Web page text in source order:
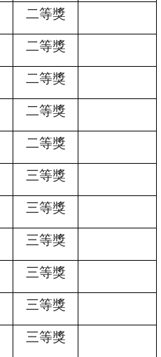
二等獎
二等獎
二等獎
二等獎
二等獎
三等獎
三等獎
三等獎
三等獎
三等獎
三等獎